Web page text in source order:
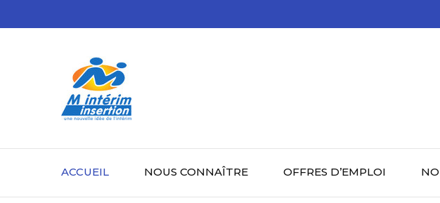
au
ACCUEIL NOUS CONNAÎTRE OFFRES D’EMPLOI